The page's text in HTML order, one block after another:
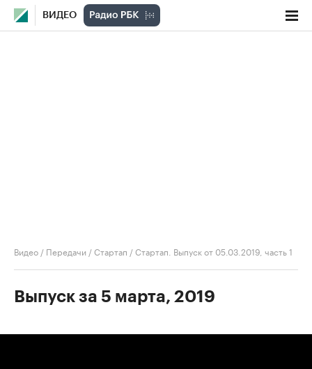
ВИДЕО
Видео / Передачи /Стартап /Стартап. Выпуск от 05.03.2019, часть 1
Выпуск за 5 марта, 2019